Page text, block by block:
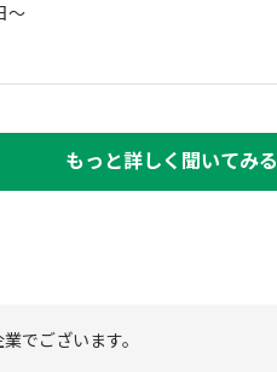
〜
もっと詳しく聞いてみる
でございます。